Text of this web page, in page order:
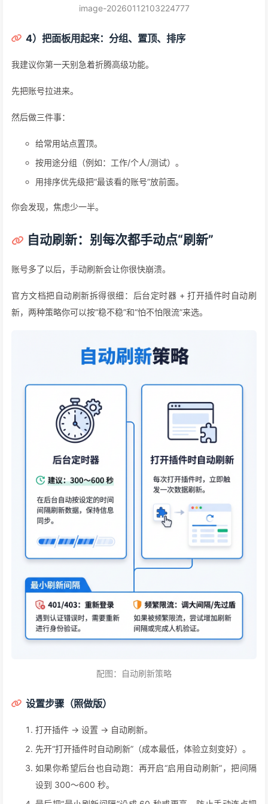
image-20260112103224777
4）把面板用起来：分组、置顶、排序
我建议你第一天别急着折腾高级功能。
先把账号拉进来。
然后做三件事：
给常用站点置顶。
按用途分组（例如：工作/个人/测试）。
用排序优先级把“最该看的账号”放前面。
你会发现，焦虑少一半。
自动刷新：别每次都手动点“刷新”
账号多了以后，手动刷新会让你很快崩溃。
官方文档把自动刷新拆得很细：后台定时器 + 打开插件时自动刷
新，两种策略你可以按“稳不稳”和“怕不怕限流”来选。
配图：自动刷新策略
设置步骤（照做版）
打开插件 → 设置 → 自动刷新。
先开“打开插件时自动刷新”（成本最低，体验立刻变好）。
如果你希望后台也自动跑：再开启“启用自动刷新”，把间隔
设到 300～600 秒。